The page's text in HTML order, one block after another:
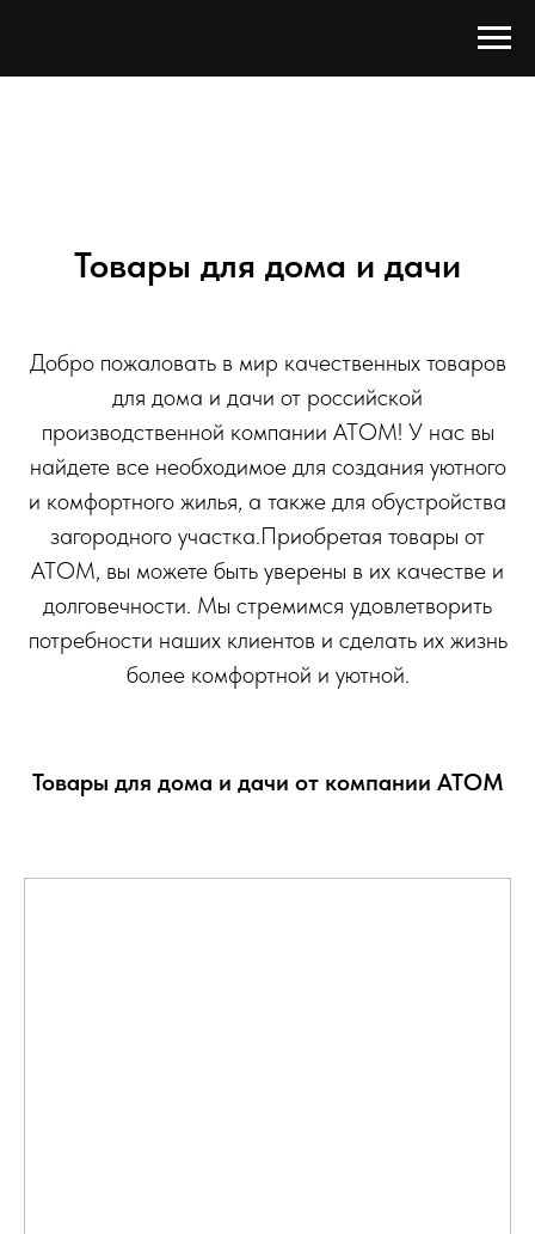
Товары для дома и дачи
Добро пожаловать в мир качественных товаров
для дома и дачи от российской
производственной компании АТОМ! У нас вы
найдете все необходимое для создания уютного
и комфортного жилья, а также для обустройства
загородного участка.Приобретая товары от
АТОМ, вы можете быть уверены в их качестве и
долговечности. Мы стремимся удовлетворить
потребности наших клиентов и сделать их жизнь
более комфортной и уютной.
Товары для дома и дачи от компании АТОМ